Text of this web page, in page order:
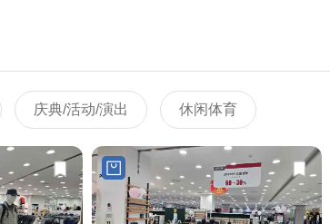
庆典/活动/演出 休闲体育